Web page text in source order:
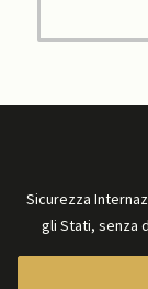
Sicurezza
gli Stati, senza